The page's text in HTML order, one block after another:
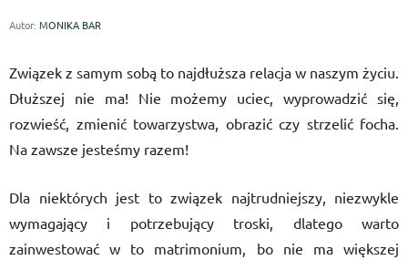
Autor: MONIKA BAR
Związek z samym sobą to najdłuższa relacja w naszym życiu.
Dłuższej nie ma! Nie możemy uciec, wyprowadzić się,
rozwieść, zmienić towarzystwa, obrazić czy strzelić focha.
Na zawsze jesteśmy razem!
Dla niektórych jest to związek najtrudniejszy, niezwykle
wymagający i potrzebujący troski, dlatego warto
zainwestować w to matrimonium, bo nie ma większej